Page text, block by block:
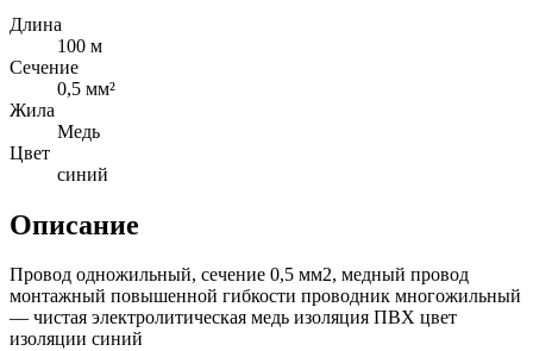
Длина
100 м
Сечение
0,5 мм²
Жила
Медь
Цвет
синий
Описание
Провод одножильный, сечение 0,5 мм2, медный провод
монтажный повышенной гибкости проводник многожильный
— чистая электролитическая медь изоляция ПВХ цвет
изоляции синий